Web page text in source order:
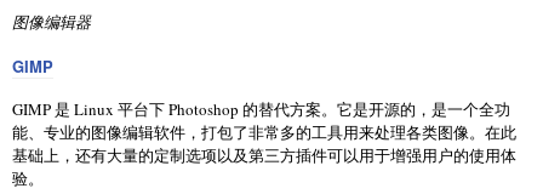
图像编辑器
GIMP
GIMP 是 Linux 平台下 Photoshop 的替代方案。它是开源的，是一个全功
能、专业的图像编辑软件，打包了非常多的工具用来处理各类图像。在此
基础上，还有大量的定制选项以及第三方插件可以用于增强用户的使用体
验。